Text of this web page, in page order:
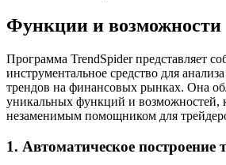
Функции и возможности
Программа TrendSpider представляет
инструментальное средство для
трендов на финансовых рынках. Она
уникальных функций и возможностей,
незаменимым помощником для
1. Автоматическое